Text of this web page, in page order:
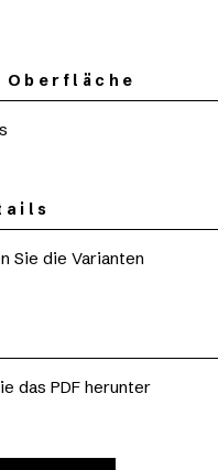
Oberfläche
Sie die Varianten
das PDF herunter